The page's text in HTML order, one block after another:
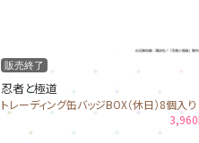
販売終了
忍者と極道
トレーディング缶バッジBOX（休日）8個入り